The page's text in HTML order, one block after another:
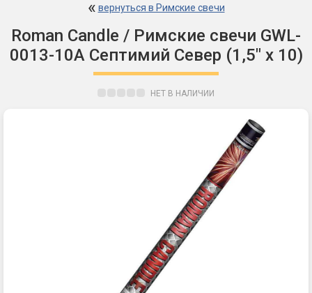
« вернуться в Римские свечи
Roman Candle / Римские свечи GWL-
0013-10A Септимий Север (1,5" х 10)
НЕТ В НАЛИЧИИ